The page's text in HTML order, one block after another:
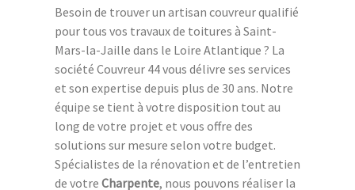
Besoin de trouver un artisan couvreur qualifié
pour tous vos travaux de toitures à Saint-
Mars-la-Jaille dans le Loire Atlantique ? La
société Couvreur 44 vous délivre ses services
et son expertise depuis plus de 30 ans. Notre
équipe se tient à votre disposition tout au
long de votre projet et vous offre des
solutions sur mesure selon votre budget.
Spécialistes de la rénovation et de l’entretien
de votre Charpente, nous pouvons réaliser la